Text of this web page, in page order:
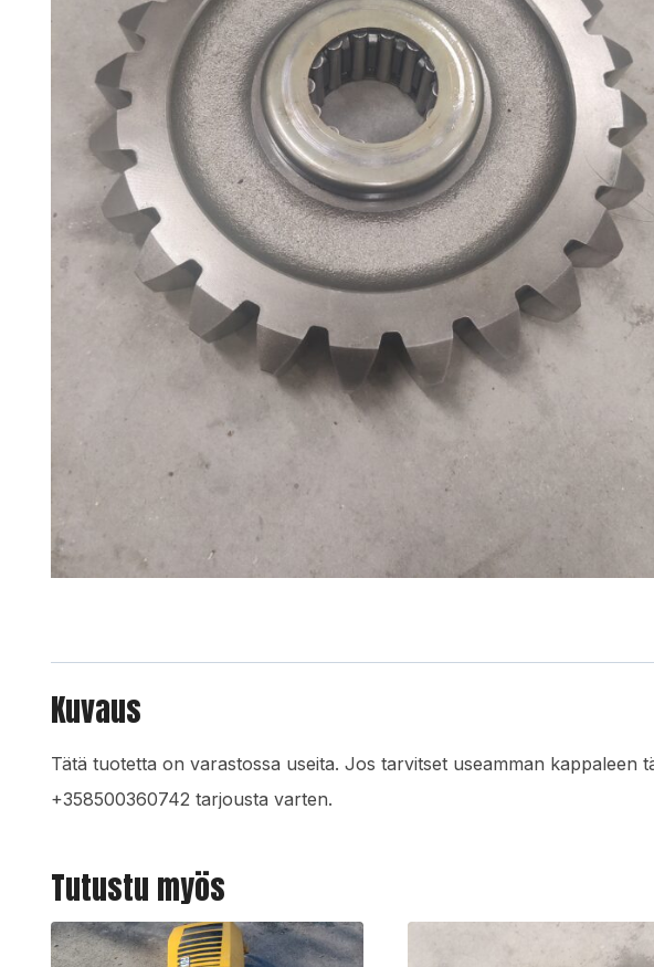
Kuvaus
Tätä tuotetta on varastossa useita. Jos tarvitset useamman
+358500360742 tarjousta varten.
Tutustu myös